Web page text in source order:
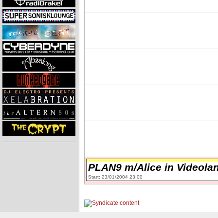
PLAN9 m/Alice in
Start: 23/01/2004 23:00